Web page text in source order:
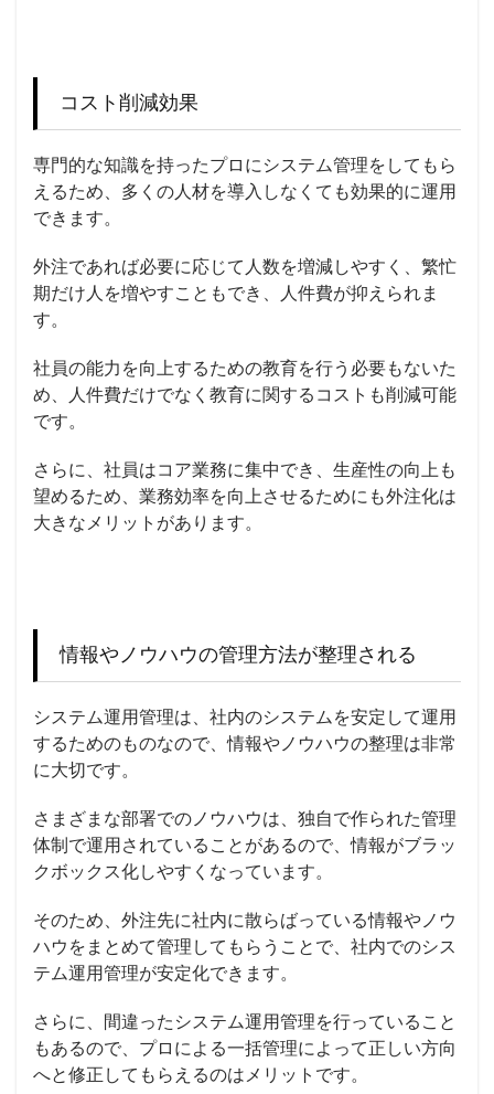
コスト削減効果
専門的な知識を持ったプロにシステム管理をしてもら
えるため、多くの人材を導入しなくても効果的に運用
できます。
外注であれば必要に応じて人数を増減しやすく、繁忙
期だけ人を増やすこともでき、人件費が抑えられま
す。
社員の能力を向上するための教育を行う必要もないた
め、人件費だけでなく教育に関するコストも削減可能
です。
さらに、社員はコア業務に集中でき、生産性の向上も
望めるため、業務効率を向上させるためにも外注化は
大きなメリットがあります。
情報やノウハウの管理方法が整理される
システム運用管理は、社内のシステムを安定して運用
するためのものなので、情報やノウハウの整理は非常
に大切です。
さまざまな部署でのノウハウは、独自で作られた管理
体制で運用されていることがあるので、情報がブラッ
クボックス化しやすくなっています。
そのため、外注先に社内に散らばっている情報やノウ
ハウをまとめて管理してもらうことで、社内でのシス
テム運用管理が安定化できます。
さらに、間違ったシステム運用管理を行っていること
もあるので、プロによる一括管理によって正しい方向
へと修正してもらえるのはメリットです。